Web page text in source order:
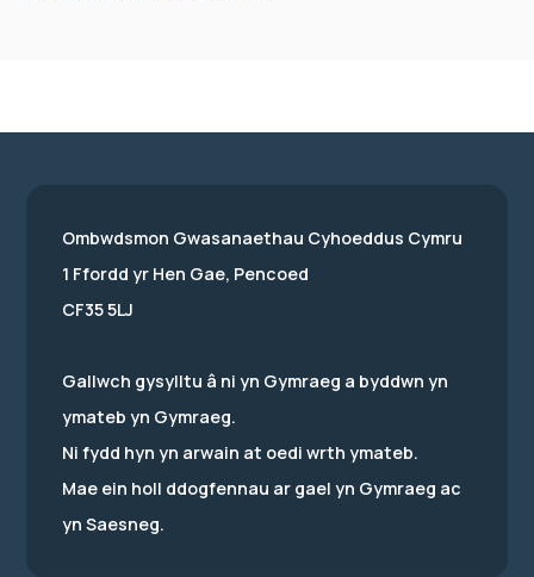
Ombwdsmon Gwasanaethau Cyhoeddus Cymru
1 Ffordd yr Hen Gae, Pencoed
CF35 5LJ
Gallwch gysylltu â ni yn Gymraeg a byddwn yn
ymateb yn Gymraeg.
Ni fydd hyn yn arwain at oedi wrth ymateb.
Mae ein holl ddogfennau ar gael yn Gymraeg ac
yn Saesneg.